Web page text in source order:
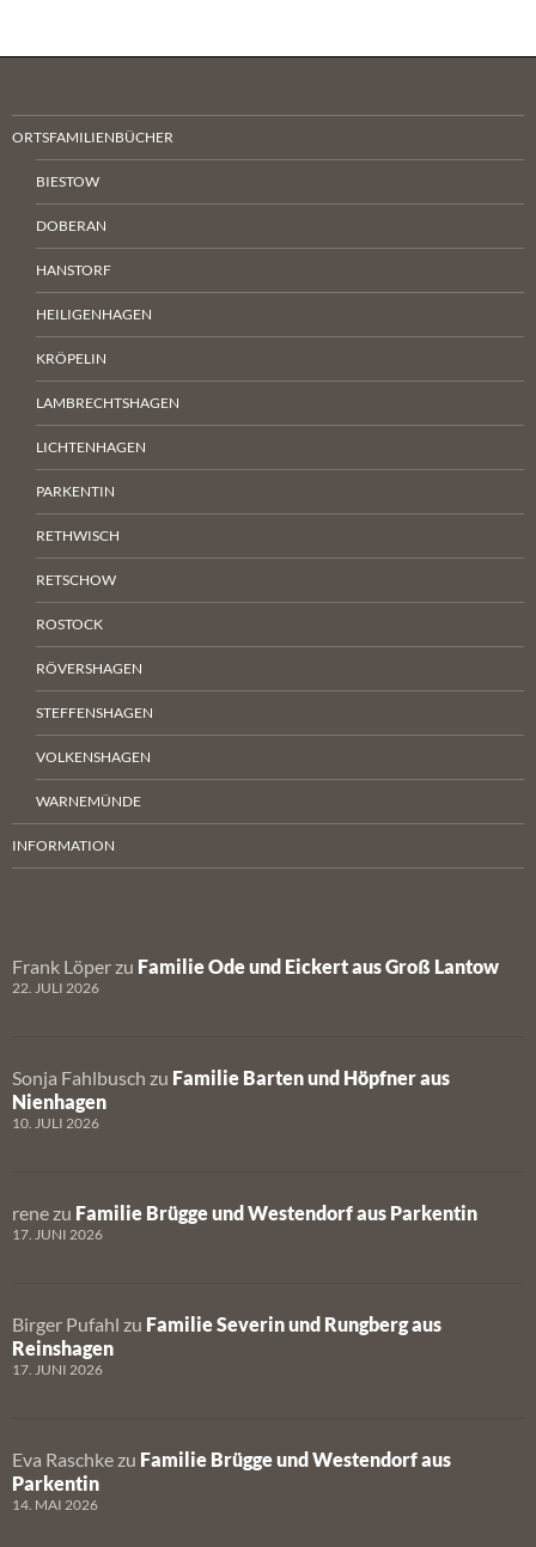
ORTSFAMILIENBÜCHER
BIESTOW
DOBERAN
HANSTORF
HEILIGENHAGEN
KRÖPELIN
LAMBRECHTSHAGEN
LICHTENHAGEN
PARKENTIN
RETHWISCH
RETSCHOW
ROSTOCK
RÖVERSHAGEN
STEFFENSHAGEN
VOLKENSHAGEN
WARNEMÜNDE
INFORMATION
Frank Löper zu Familie Ode und Eickert aus Groß Lantow
22. JULI 2026
Sonja Fahlbusch zu Familie Barten und Höpfner aus
Nienhagen
10. JULI 2026
rene zu Familie Brügge und Westendorf aus Parkentin
17. JUNI 2026
Birger Pufahl zu Familie Severin und Rungberg aus
Reinshagen
17. JUNI 2026
Eva Raschke zu Familie Brügge und Westendorf aus
Parkentin
14. MAI 2026